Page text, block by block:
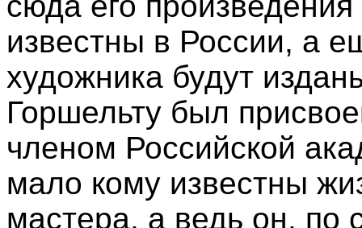
известны в России, а
художника будут
Горшельту был
членом Российской
мало кому известны
мастера, а ведь он, по